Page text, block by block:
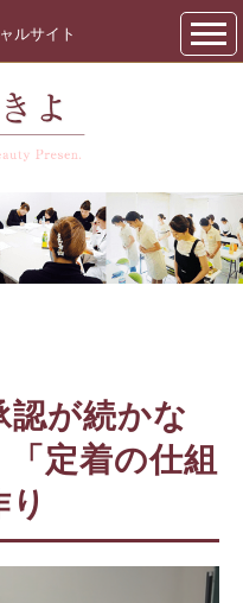
ルサイト
が続かな
「定着の仕組